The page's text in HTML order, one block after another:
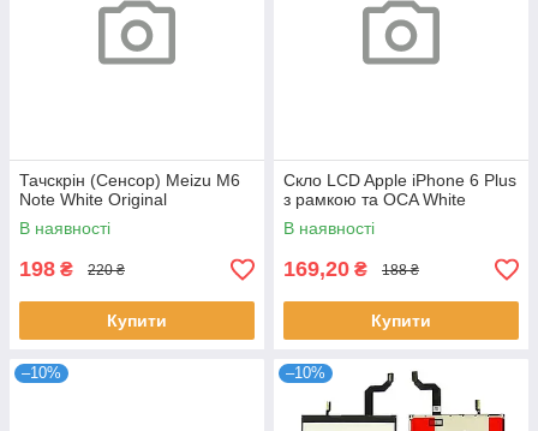
Тачскрін (Сенсор) Meizu M6
Note White Original
В наявності
198 ₴ 220 ₴
Купити
Скло LCD Apple iPhone 6 Plus
з рамкою та OCA White
В наявності
169,20 ₴ 188 ₴
Купити
–10% –10%